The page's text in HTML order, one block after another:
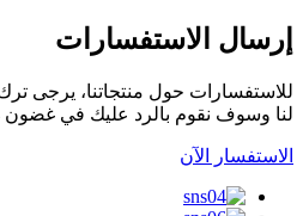
إرسال الاستفسارات
للاستفسارات حول منتجاتنا، يرجى
لنا وسوف نقوم بالرد عليك في غضون 24 ساعة.
الاستفسار الآن